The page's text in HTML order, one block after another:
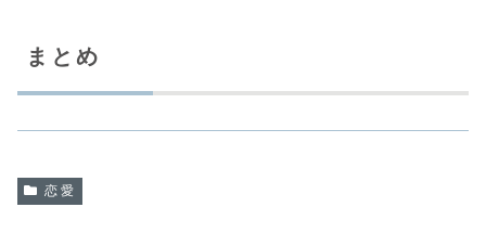
まとめ
恋愛